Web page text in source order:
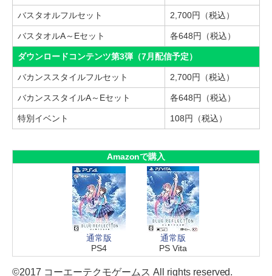
バスタオルフルセット 2,700円（税込）
バスタオルA～Eセット 各648円（税込）
ダウンロードコンテンツ第3弾（7月配信予定）
バカンススタイルフルセット 2,700円（税込）
バカンススタイルA～Eセット 各648円（税込）
特別イベント 108円（税込）
Amazonで購入
通常版
PS4
通常版
PS Vita
©2017 コーエーテクモゲームス All rights reserved.